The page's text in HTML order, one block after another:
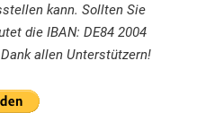
kann. Sollten Sie
die IBAN: DE84 2004
allen Unterstützern!